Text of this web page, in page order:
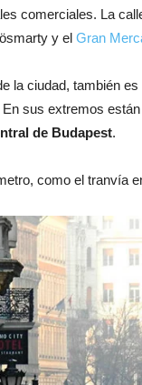
comerciales. La
y el Gran
la ciudad, también
sus extremos
de Budapest.
como el tranvía